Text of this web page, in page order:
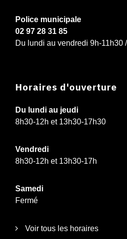
Police municipale
02 97 28 31 85
Du lundi au vendredi 9h-11h30
Horaires d'ouverture
Du lundi au jeudi
8h30-12h et 13h30-17h30
Vendredi
8h30-12h et 13h30-17h
Samedi
Fermé
Voir tous les horaires